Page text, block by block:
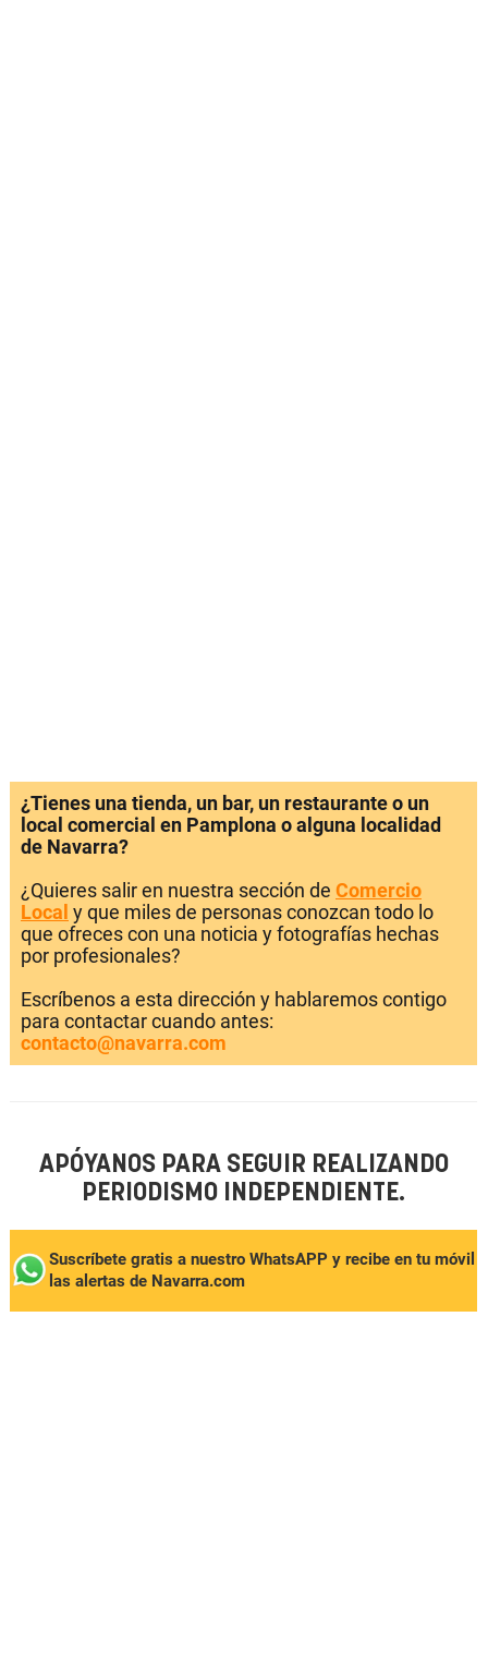
¿Tienes una tienda, un bar, un restaurante o un
local comercial en Pamplona o alguna localidad
de Navarra?
¿Quieres salir en nuestra sección de Comercio
Local y que miles de personas conozcan todo lo
que ofreces con una noticia y fotografías hechas
por profesionales?
Escríbenos a esta dirección y hablaremos contigo
para contactar cuando antes:
contacto@navarra.com
APÓYANOS PARA SEGUIR REALIZANDO
PERIODISMO INDEPENDIENTE.
Suscríbete gratis a nuestro WhatsAPP y recibe en tu móvil
las alertas de Navarra.com